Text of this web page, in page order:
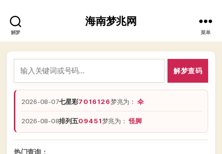
解梦
海南梦兆网
菜单
解梦查码
2026-08-07七星彩7016126梦兆为：伞
2026-08-08排列五09451梦兆为：怪脚
热门查询：